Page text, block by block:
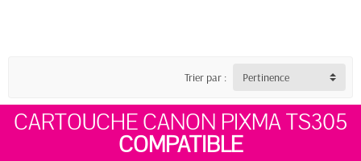
Trier par : Pertinence
CARTOUCHE CANON PIXMA TS305
COMPATIBLE